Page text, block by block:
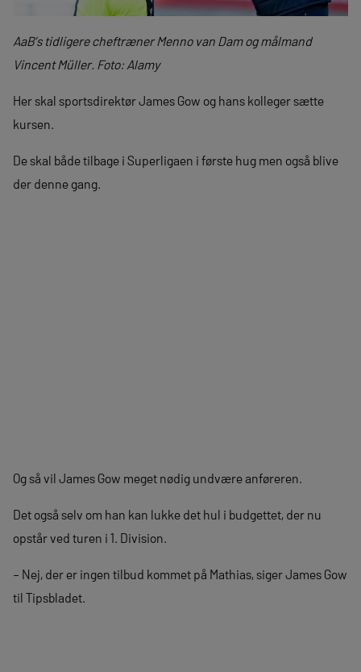
AaB’s tidligere cheftræner Menno van Dam og målmand
Vincent Müller. Foto: Alamy
Her skal sportsdirektør James Gow og hans kolleger sætte
kursen.
De skal både tilbage i Superligaen i første hug men også blive
der denne gang.
Og så vil James Gow meget nødig undvære anføreren.
Det også selv om han kan lukke det hul i budgettet, der nu
opstår ved turen i 1. Division.
– Nej, der er ingen tilbud kommet på Mathias, siger James Gow
til Tipsbladet.